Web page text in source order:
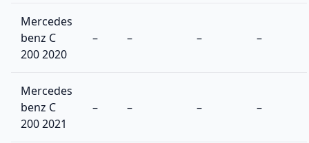
Mercedes
benz C
200 2020
– – – –
Mercedes
benz C
200 2021
– – – –